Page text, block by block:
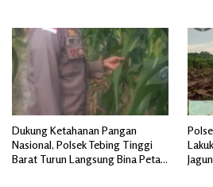
Dukung Ketahanan Pangan
Nasional, Polsek Tebing Tinggi
Barat Turun Langsung Bina Petani